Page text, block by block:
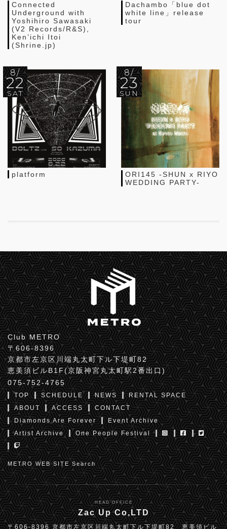
Connected
Underground with
Yoshihiro Sawasaki
(V2 Records/R&S),
Ken’ichi Itoi
(Shrine.jp)
Dachambo「blue dot
white line」release
tour
8/
22
SAT
platform
8/
23
SUN
ORI145 -SHUN x RIYO
WEDDING PARTY-
Club METRO
〒606-8396
京都市左京区川端丸太町下ル下堤町82
恵美須ビルB1F(京阪神宮丸太町駅2番出口)
075-752-4765
TOP SCHEDULE NEWS
RENTAL SPACE
ABOUT
ACCESS
CONTACT
Diamonds Are Forever
Event Archive
Artist Archive
One People Festival
METRO WEB SITE Search
HEAD OFFICE
Zac Up Co,LTD
〒606-8396 京都市左京区川端丸太町下ル下堤町82 恵美須ビル